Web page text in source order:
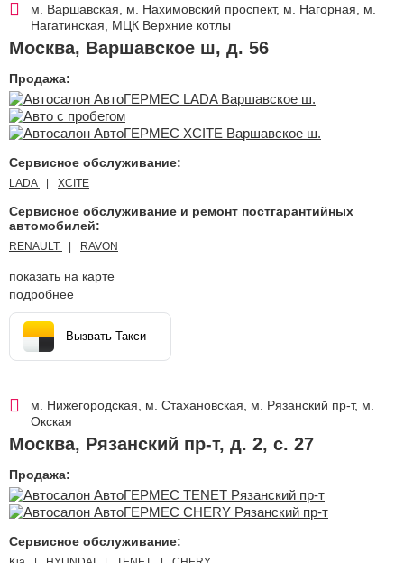
м. Варшавская, м. Нахимовский проспект, м. Нагорная, м.
Нагатинская, МЦК Верхние котлы
Москва, Варшавское ш, д. 56
Продажа:
Сервисное обслуживание:
LADA XCITE
Сервисное обслуживание и ремонт постгарантийных
автомобилей:
RENAULT RAVON
показать на карте
подробнее
Вызвать Такси
м. Нижегородская, м. Стахановская, м. Рязанский пр-т, м.
Окская
Москва, Рязанский пр-т, д. 2, с. 27
Продажа:
Сервисное обслуживание: